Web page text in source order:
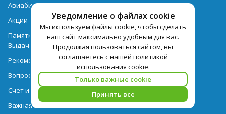
Уведомление о файлах cookie
Мы используем файлы cookie, чтобы сделать
наш сайт максимально удобным для вас.
Продолжая пользоваться сайтом, вы
соглашаетесь с нашей политикой
использования cookie.
Только важные cookie
Принять все
Авиабилеты
Акции
Памятка для туристов
Выдача документов
Рекомендации
Вопрос-ответ
Счет и оплата
Важная информация по турпродукту